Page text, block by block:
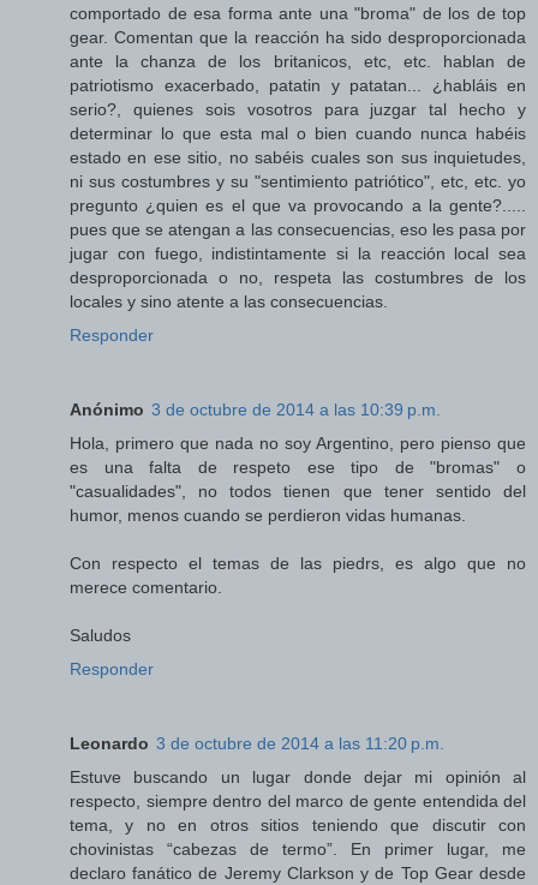
comportado de esa forma ante una "broma" de los de top
gear. Comentan que la reacción ha sido desproporcionada
ante la chanza de los britanicos, etc, etc. hablan de
patriotismo exacerbado, patatin y patatan... ¿habláis en
serio?, quienes sois vosotros para juzgar tal hecho y
determinar lo que esta mal o bien cuando nunca habéis
estado en ese sitio, no sabéis cuales son sus inquietudes,
ni sus costumbres y su "sentimiento patriótico", etc, etc. yo
pregunto ¿quien es el que va provocando a la gente?.....
pues que se atengan a las consecuencias, eso les pasa por
jugar con fuego, indistintamente si la reacción local sea
desproporcionada o no, respeta las costumbres de los
locales y sino atente a las consecuencias.
Responder
Anónimo 3 de octubre de 2014 a las 10:39 p.m.
Hola, primero que nada no soy Argentino, pero pienso que
es una falta de respeto ese tipo de "bromas" o
"casualidades", no todos tienen que tener sentido del
humor, menos cuando se perdieron vidas humanas.
Con respecto el temas de las piedrs, es algo que no
merece comentario.
Saludos
Responder
Leonardo 3 de octubre de 2014 a las 11:20 p.m.
Estuve buscando un lugar donde dejar mi opinión al
respecto, siempre dentro del marco de gente entendida del
tema, y no en otros sitios teniendo que discutir con
chovinistas “cabezas de termo”. En primer lugar, me
declaro fanático de Jeremy Clarkson y de Top Gear desde